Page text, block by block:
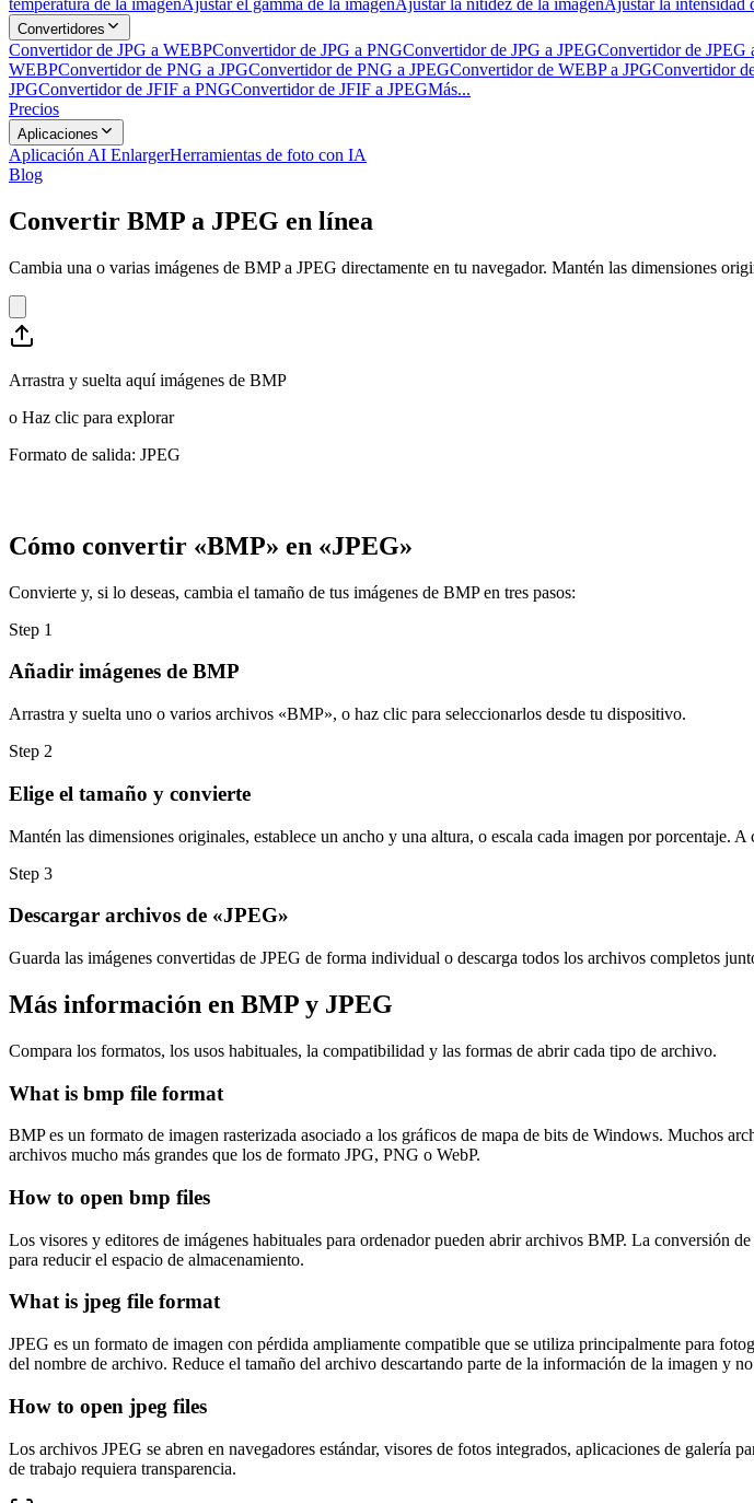
temperatura de la imagenAjustar el gamma de la imagenAjustar la nitidez de la imagenAjustar la intensidad
Convertidores
Convertidor de JPG a WEBPConvertidor de JPG a PNGConvertidor de JPG a JPEGConvertidor de JPEG
WEBPConvertidor de PNG a JPGConvertidor de PNG a JPEGConvertidor de WEBP a JPGConvertidor
JPGConvertidor de JFIF a PNGConvertidor de JFIF a JPEGMás...
Precios
Aplicaciones
Aplicación AI EnlargerHerramientas de foto con IA
Blog
Convertir BMP a JPEG en línea
Cambia una o varias imágenes de BMP a JPEG directamente en tu navegador. Mantén las dimensiones
Arrastra y suelta aquí imágenes de BMP
o Haz clic para explorar
Formato de salida: JPEG
Cómo convertir «BMP» en «JPEG»
Convierte y, si lo deseas, cambia el tamaño de tus imágenes de BMP en tres pasos:
Step 1
Añadir imágenes de BMP
Arrastra y suelta uno o varios archivos «BMP», o haz clic para seleccionarlos desde tu dispositivo.
Step 2
Elige el tamaño y convierte
Mantén las dimensiones originales, establece un ancho y una altura, o escala cada imagen por porcentaje.
Step 3
Descargar archivos de «JPEG»
Guarda las imágenes convertidas de JPEG de forma individual o descarga todos los archivos completos
Más información en BMP y JPEG
Compara los formatos, los usos habituales, la compatibilidad y las formas de abrir cada tipo de archivo.
What is bmp file format
BMP es un formato de imagen rasterizada asociado a los gráficos de mapa de bits de Windows. Muchos
archivos mucho más grandes que los de formato JPG, PNG o WebP.
How to open bmp files
Los visores y editores de imágenes habituales para ordenador pueden abrir archivos BMP. La conversión
para reducir el espacio de almacenamiento.
What is jpeg file format
JPEG es un formato de imagen con pérdida ampliamente compatible que se utiliza principalmente para
del nombre de archivo. Reduce el tamaño del archivo descartando parte de la información de la imagen y
How to open jpeg files
Los archivos JPEG se abren en navegadores estándar, visores de fotos integrados, aplicaciones de
de trabajo requiera transparencia.